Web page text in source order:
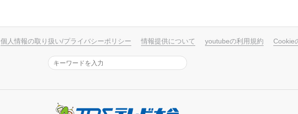
個人情報の取り扱い/プライバシーポリシー 情報提供について youtubeの利用規約 Cookie